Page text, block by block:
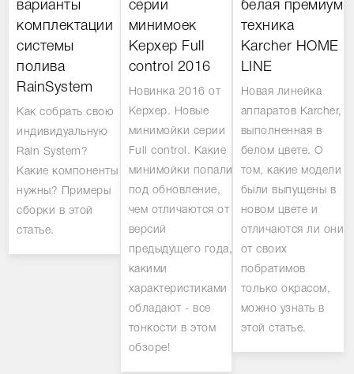
варианты
комплектации
системы
полива
RainSystem
Как собрать свою
индивидуальную
Rain System?
Какие компоненты
нужны? Примеры
сборки в этой
статье.
серии
минимоек
Керхер Full
control 2016
Новинка 2016 от
Керхер. Новые
минимойки серии
Full control. Какие
минимойки попали
под обновление,
чем отличаются от
версий
предыдущего года,
какими
характеристиками
обладают - все
тонкости в этом
обзоре!
белая премиум
техника
Karcher HOME
LINE
Новая линейка
аппаратов Karcher,
выполненная в
белом цвете. О
том, какие модели
были выпущены в
новом цвете и
отличаются ли они
от своих
побратимов
только окрасом,
можно узнать в
этой статье.